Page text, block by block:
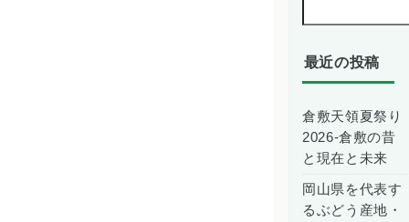
4月号に
れまし
最近の投稿
倉敷天領夏祭り
2026-倉敷の昔
と現在と未来
岡山県を代表す
るぶどう産地・